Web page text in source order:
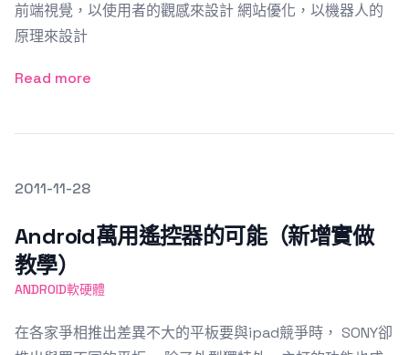
前端視覺，以使用者的觀感來設計 網站優化，以機器人的
原理來設計
Read more
發文於
2011-11-28
Android萬用遙控器的可能（新增實做
教學）
ANDROID軟硬體
在各家爭相推出差異不大的平板要與ipad競爭時， SONY卻